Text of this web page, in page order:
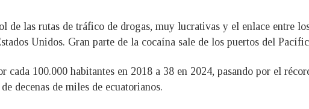
de las rutas de tráfico de drogas, muy lucrativas y el enlace entre
Unidos. Gran parte de la cocaína sale de los puertos del
100.000 habitantes en 2018 a 38 en 2024, pasando por el
decenas de miles de ecuatorianos.